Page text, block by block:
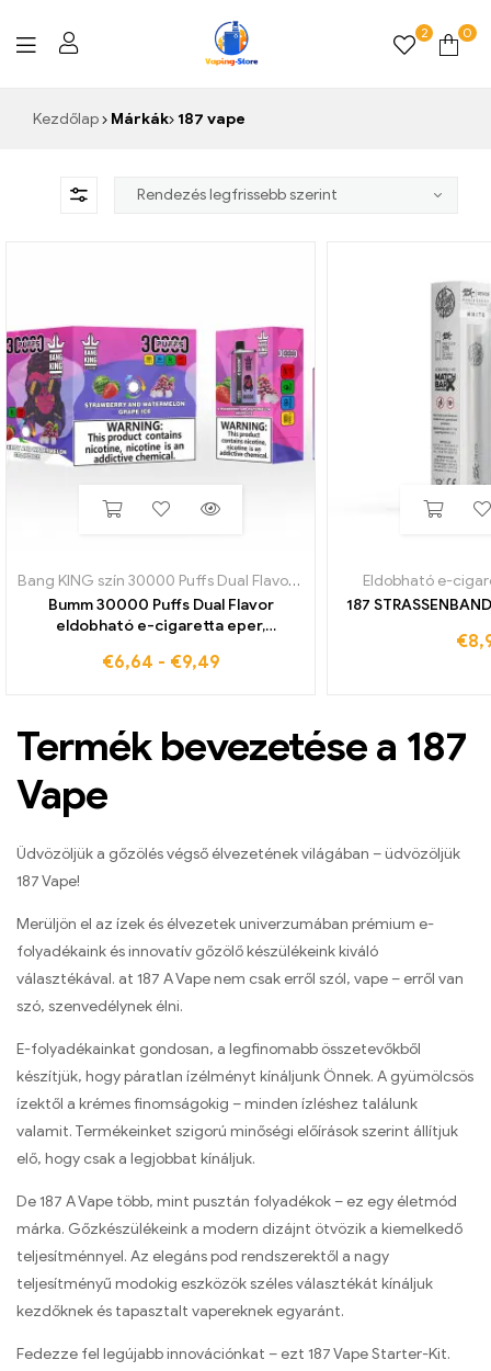
2 0
Kezdőlap Márkák 187 vape
Bang KING szín 30000 Puffs Dual Flavor Eldobható ,Eldobható e-
Bumm 30000 Puffs Dual Flavor
eldobható e-cigaretta eper,
minőség nagykereskedelmi áron
€6,64 - €9,49
Eldobható e-
187
€
Termék bevezetése a 187
Vape
Üdvözöljük a gőzölés végső élvezetének világában – üdvözöljük
187 Vape!
Merüljön el az ízek és élvezetek univerzumában prémium e-
folyadékaink és innovatív gőzölő készülékeink kiváló
választékával. at 187 A Vape nem csak erről szól, vape – erről van
szó, szenvedélynek élni.
E-folyadékainkat gondosan, a legfinomabb összetevőkből
készítjük, hogy páratlan ízélményt kínáljunk Önnek. A gyümölcsös
ízektől a krémes finomságokig – minden ízléshez találunk
valamit. Termékeinket szigorú minőségi előírások szerint állítjuk
elő, hogy csak a legjobbat kínáljuk.
De 187 A Vape több, mint pusztán folyadékok – ez egy életmód
márka. Gőzkészülékeink a modern dizájnt ötvözik a kiemelkedő
teljesítménnyel. Az elegáns pod rendszerektől a nagy
teljesítményű modokig eszközök széles választékát kínáljuk
kezdőknek és tapasztalt vapereknek egyaránt.
Fedezze fel legújabb innovációnkat – ezt 187 Vape Starter-Kit.